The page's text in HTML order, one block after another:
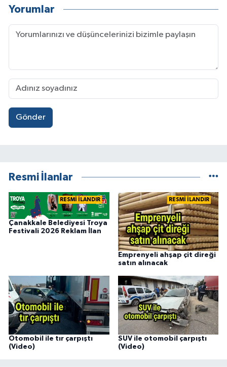
Yorumlar
Gönder
Resmi İlanlar
RESMİ İLANDIR
Çanakkale Belediyesi Troya
Festivali 2026 Reklam İlan
RESMİ İLANDIR
Emprenyeli ahşap çit direği
satın alınacak
Otomobil ile tır çarpıştı
(Video)
SUV ile otomobil çarpıştı
(Video)